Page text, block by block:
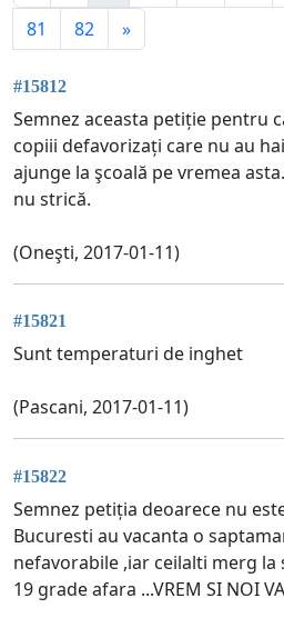
81
82 »
#15812
Semnez aceasta petiție pentru
copiii defavorizați care nu au
ajunge la şcoală pe vremea
nu strică.
(Oneşti, 2017-01-11)
#15821
Sunt temperaturi de inghet
(Pascani, 2017-01-11)
#15822
Semnez petiția deoarece nu
Bucuresti au vacanta o
nefavorabile ,iar ceilalti merg la
19 grade afara ...VREM SI NOI